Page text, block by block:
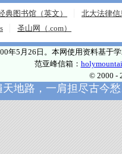
典图书馆（英文）
北大法律信
圣山网（.com）
年5月26日。本网使用资料基于
范亚峰信箱：
© 2000 -
天地路，一肩担尽古今